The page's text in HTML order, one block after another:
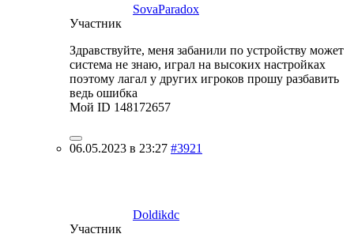
SovaParadox
Участник
Здравствуйте, меня забанили по устройству может
система не знаю, играл на высоких настройках
поэтому лагал у других игроков прошу разбавить
ведь ошибка
Мой ID 148172657
06.05.2023 в 23:27 #3921
Doldikdc
Участник